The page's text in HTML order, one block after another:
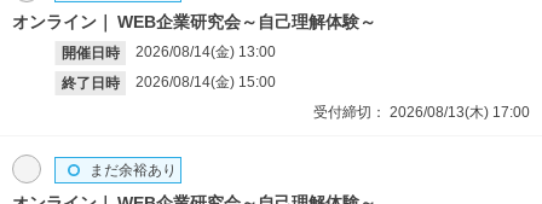
オンライン WEB企業研究会～自己理解体験～
開催日時 2026/08/14(金) 13:00
終了日時
2026/08/14(金) 15:00
受付締切： 2026/08/13(木) 17:00
まだ余裕あり